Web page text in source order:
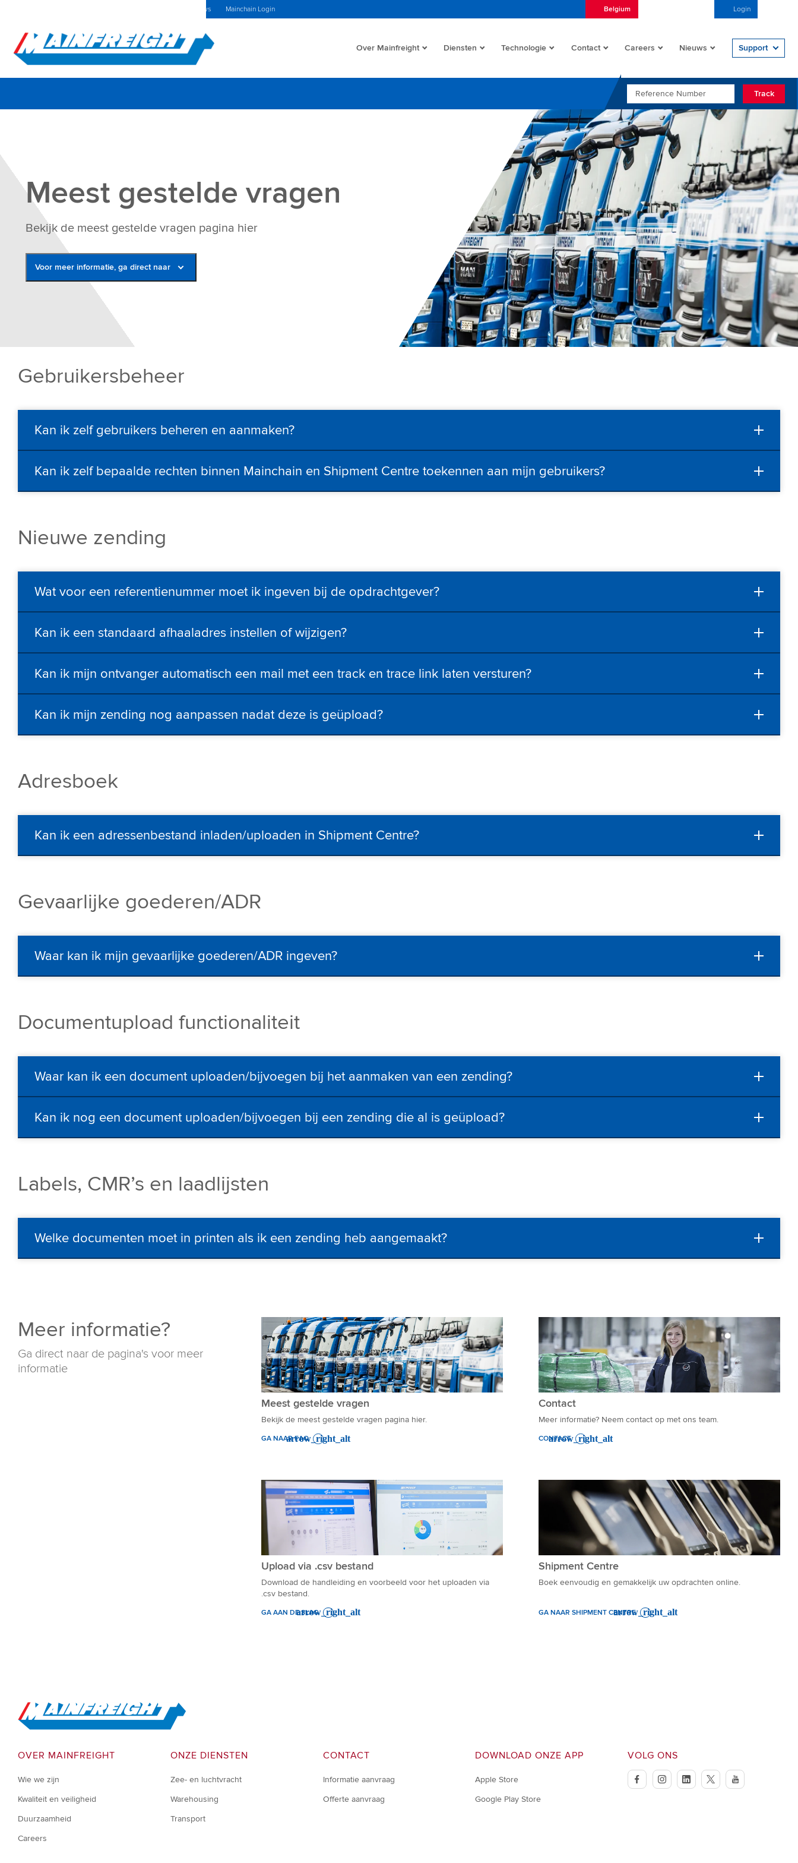
Laatste nieuws Mainchain Login Belgium Login
Go to Home
Over Mainfreight Diensten Technologie Contact Careers Nieuws Support
REFERENCE NUMBER
Track
Meest gestelde vragen
Bekijk de meest gestelde vragen pagina hier
Voor meer informatie, ga direct naar
Shipment Centre
Gebruikersbeheer
Kan ik zelf gebruikers beheren en aanmaken?
Kan ik zelf bepaalde rechten binnen Mainchain en Shipment Centre toekennen aan mijn gebruikers?
Nieuwe zending
Wat voor een referentienummer moet ik ingeven bij de opdrachtgever?
Kan ik een standaard afhaaladres instellen of wijzigen?
Kan ik mijn ontvanger automatisch een mail met een track en trace link laten versturen?
Kan ik mijn zending nog aanpassen nadat deze is geüpload?
Adresboek
Kan ik een adressenbestand inladen/uploaden in Shipment Centre?
Gevaarlijke goederen/ADR
Waar kan ik mijn gevaarlijke goederen/ADR ingeven?
Documentupload functionaliteit
Waar kan ik een document uploaden/bijvoegen bij het aanmaken van een zending?
Kan ik nog een document uploaden/bijvoegen bij een zending die al is geüpload?
Labels, CMR’s en laadlijsten
Welke documenten moet in printen als ik een zending heb aangemaakt?
Meer informatie?
Ga direct naar de pagina's voor meer
informatie
Meest gestelde vragen
Bekijk de meest gestelde vragen pagina hier.
GA NAAR FAQ
Contact
Meer informatie? Neem contact op met ons team.
CONTACT
Upload via .csv bestand
Download de handleiding en voorbeeld voor het uploaden via
.csv bestand.
GA AAN DE SLAG
Shipment Centre
Boek eenvoudig en gemakkelijk uw opdrachten online.
GA NAAR SHIPMENT CENTRE
Go to Home
OVER MAINFREIGHT
Wie we zijn
Kwaliteit en veiligheid
Duurzaamheid
Careers
ONZE DIENSTEN
Zee- en luchtvracht
Warehousing
Transport
CONTACT
Informatie aanvraag
Offerte aanvraag
DOWNLOAD ONZE APP
Apple Store
Google Play Store
VOLG ONS
facebookinstagramlinkedintwitteryoutube